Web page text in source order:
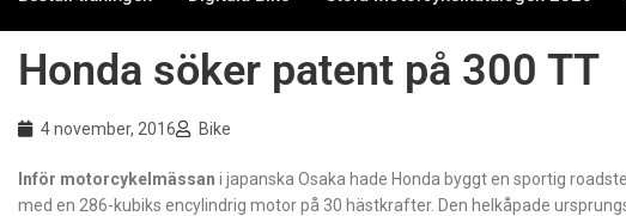
Honda söker patent på 300 TT
4 november, 2016 Bike
Inför motorcykelmässan i japanska Osaka hade Honda byggt en sportig
med en 286-kubiks encylindrig motor på 30 hästkrafter. Den helkåpade